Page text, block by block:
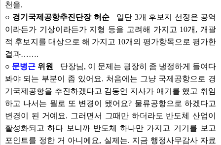
천을.
○ 경기국제공항추진단장 허순
일단 3개 후보지 선정은 공역
이라든가 기상이라든가 지형 등을 고려해 가지고 10개, 개괄
적 후보지를 대상으로 해 가지고 10개의 평가항목으로 평가한
결과…….
○ 문병근 위원
단장님, 이 문제는 굉장히 좀 냉정하게 들여다
봐야 되는 부분이 좀 있어요. 처음에는 그냥 국제공항으로 경
기국제공항을 추진하겠다고 김동연 지사가 얘기를 했고 취임
하고 나서는 뭘로 또 변경이 됐어요? 물류공항으로 하겠다고
변경이 된 거예요. 그러면서 그때만 하더라도 반도체 산업이
활성화되고 하다 보니까 반도체 하나만 가지고 거기를 보고
포인트를 정한 거 아니에요, 실제는. 지금 행정사무감사 자료